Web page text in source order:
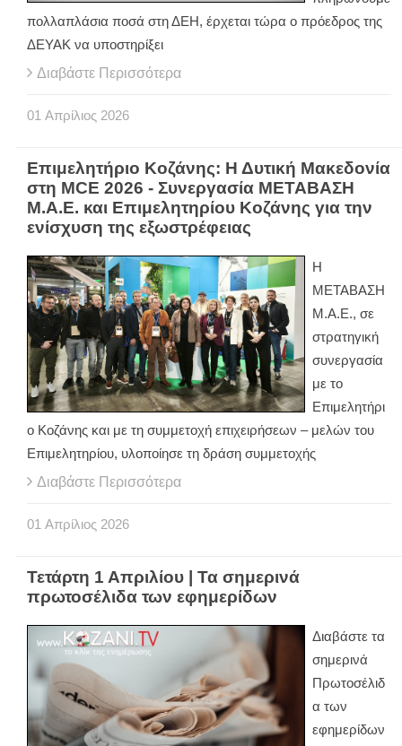
πολλαπλάσια ποσά στη ΔΕΗ, έρχεται τώρα ο πρόεδρος της
ΔΕΥΑΚ να υποστηρίξει
Διαβάστε Περισσότερα
01 Απρίλιος 2026
Επιμελητήριο Κοζάνης: Η Δυτική Μακεδονία
στη MCE 2026 - Συνεργασία ΜΕΤΑΒΑΣΗ
Μ.Α.Ε. και Επιμελητηρίου Κοζάνης για την
ενίσχυση της εξωστρέφειας
Η
ΜΕΤΑΒΑΣΗ
Μ.Α.Ε., σε
στρατηγική
συνεργασία
με το
Επιμελητήρι
ο Κοζάνης και με τη συμμετοχή επιχειρήσεων – μελών του
Επιμελητηρίου, υλοποίησε τη δράση συμμετοχής
Διαβάστε Περισσότερα
01 Απρίλιος 2026
Τετάρτη 1 Απριλίου | Τα σημερινά
πρωτοσέλιδα των εφημερίδων
Διαβάστε τα
σημερινά
Πρωτοσέλιδ
α των
εφημερίδων